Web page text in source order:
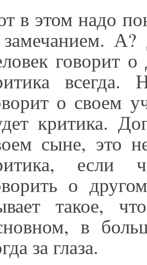
в этом надо
А?
говорит о
всегда.
о своем
критика.
сыне, это
если
о
такое,
в
за глаза.